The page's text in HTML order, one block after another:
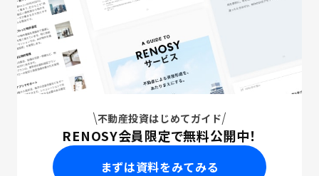
不動産投資はじめてガイド
RENOSY会員限定で無料公開中！
まずは資料をみてみる